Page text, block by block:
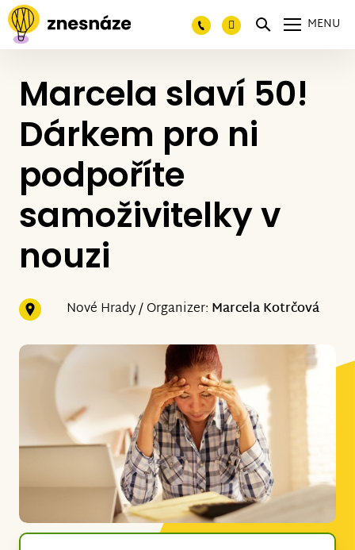
MENU
Marcela slaví 50!
Dárkem pro ni
podpoříte
samoživitelky v
nouzi
Nové Hrady / Organizer: Marcela Kotrčová